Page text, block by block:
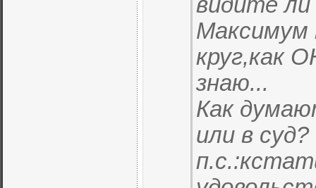
Максимум
круг,как
знаю...
Как
или в суд?